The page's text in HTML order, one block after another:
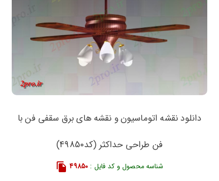
دانلود نقشه اتوماسیون و نقشه های برق سقفی فن با
فن طراحی حداکثر (کد49850)
شناسه محصول و کد فایل : 49850